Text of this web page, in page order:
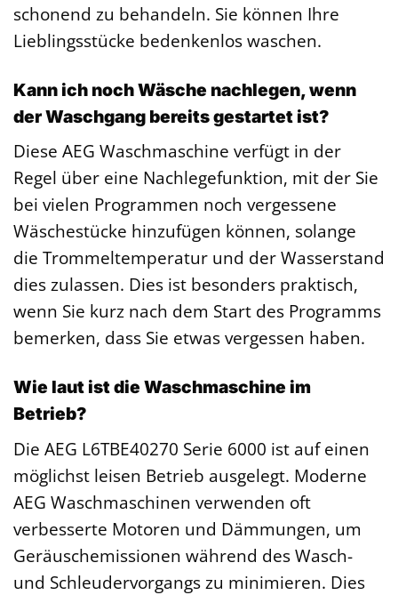
schonend zu behandeln. Sie können Ihre
Lieblingsstücke bedenkenlos waschen.
Kann ich noch Wäsche nachlegen, wenn
der Waschgang bereits gestartet ist?
Diese AEG Waschmaschine verfügt in der
Regel über eine Nachlegefunktion, mit der Sie
bei vielen Programmen noch vergessene
Wäschestücke hinzufügen können, solange
die Trommeltemperatur und der Wasserstand
dies zulassen. Dies ist besonders praktisch,
wenn Sie kurz nach dem Start des Programms
bemerken, dass Sie etwas vergessen haben.
Wie laut ist die Waschmaschine im
Betrieb?
Die AEG L6TBE40270 Serie 6000 ist auf einen
möglichst leisen Betrieb ausgelegt. Moderne
AEG Waschmaschinen verwenden oft
verbesserte Motoren und Dämmungen, um
Geräuschemissionen während des Wasch-
und Schleudervorgangs zu minimieren. Dies